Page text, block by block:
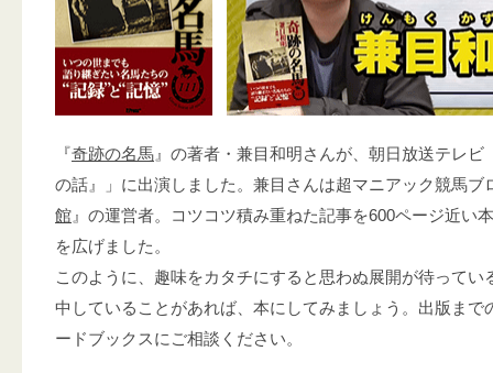
『奇跡の名馬 』の著者・兼目和明さんが、朝日放送テレビ
の話』」に出演しました。兼目さんは超マニアック競馬ブ
館 』の運営者。コツコツ積み重ねた記事を600ページ近い
を広げました。
このように、趣味をカタチにすると思わぬ展開が待ってい
中していることがあれば、本にしてみましょう。出版まで
ードブックスにご相談ください。